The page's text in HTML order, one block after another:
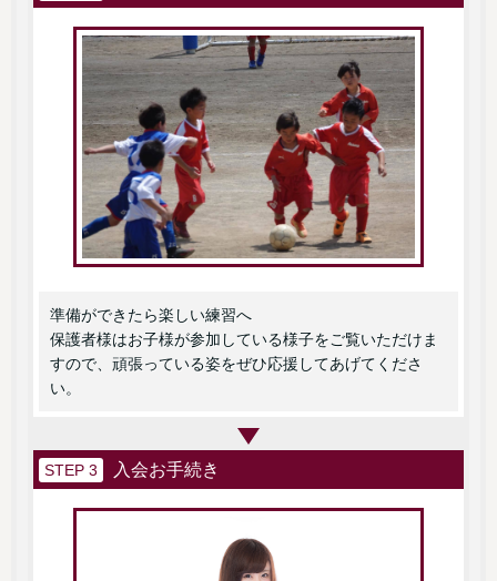
準備ができたら楽しい練習へ
保護者様はお子様が参加している様子をご覧いただけま
すので、頑張っている姿をぜひ応援してあげてくださ
い。
STEP 3 入会お手続き